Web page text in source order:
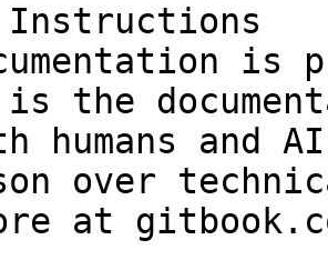
Instructions
is
is the
humans and
over
at